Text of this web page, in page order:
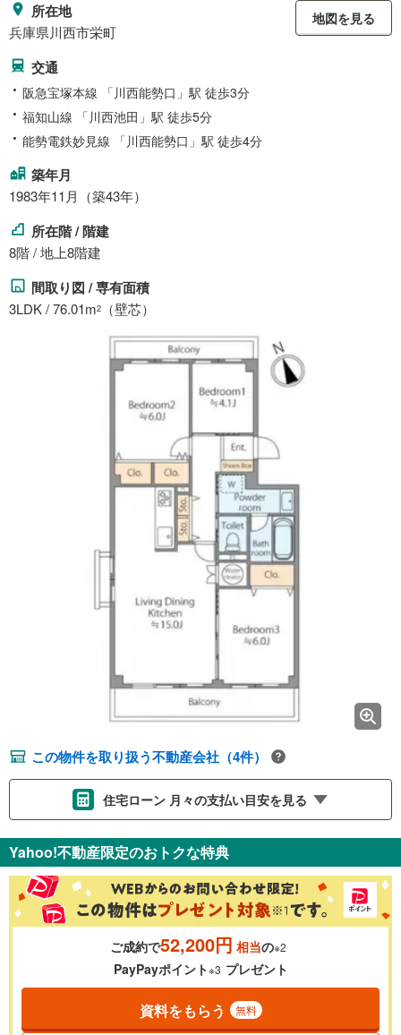
所在地
兵庫県川西市栄町
地図を見る
交通
阪急宝塚本線 「川西能勢口」駅 徒歩3分
福知山線 「川西池田」駅 徒歩5分
能勢電鉄妙見線 「川西能勢口」駅 徒歩4分
築年月
1983年11月（築43年）
所在階 / 階建
8階 / 地上8階建
間取り図 / 専有面積
3LDK / 76.01m2 （壁芯）
この物件を取り扱う不動産会社（4件）
住宅ローン 月々の支払い目安を見る
金利 ％
0.01%
Yahoo!不動産限定のおトクな特典
ご成約で52,200円 相当の※2
PayPayポイント※3 プレゼント
資料をもらう 無料